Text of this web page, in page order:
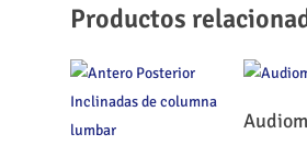
Productos